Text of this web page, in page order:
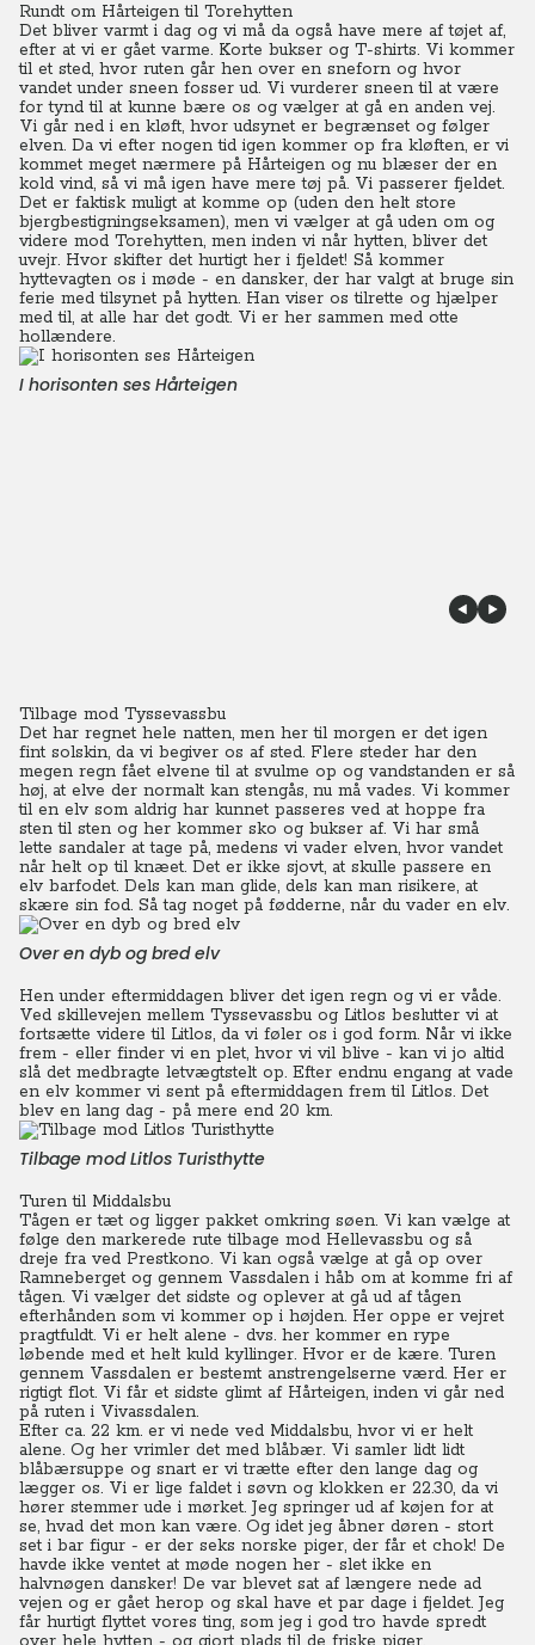
Rundt om Hårteigen til Torehytten
Det bliver varmt i dag og vi må da også have mere af tøjet af,
efter at vi er gået varme. Korte bukser og T-shirts. Vi kommer
til et sted, hvor ruten går hen over en sneforn og hvor
vandet under sneen fosser ud. Vi vurderer sneen til at være
for tynd til at kunne bære os og vælger at gå en anden vej.
Vi går ned i en kløft, hvor udsynet er begrænset og følger
elven. Da vi efter nogen tid igen kommer op fra kløften, er vi
kommet meget nærmere på Hårteigen og nu blæser der en
kold vind, så vi må igen have mere tøj på. Vi passerer fjeldet.
Det er faktisk muligt at komme op (uden den helt store
bjergbestigningseksamen), men vi vælger at gå uden om og
videre mod Torehytten, men inden vi når hytten, bliver det
uvejr. Hvor skifter det hurtigt her i fjeldet! Så kommer
hyttevagten os i møde - en dansker, der har valgt at bruge sin
ferie med tilsynet på hytten. Han viser os tilrette og hjælper
med til, at alle har det godt. Vi er her sammen med otte
hollændere.
I horisonten ses Hårteigen
Tilbage mod Tyssevassbu
Det har regnet hele natten, men her til morgen er det igen
fint solskin, da vi begiver os af sted. Flere steder har den
megen regn fået elvene til at svulme op og vandstanden er så
høj, at elve der normalt kan stengås, nu må vades. Vi kommer
til en elv som aldrig har kunnet passeres ved at hoppe fra
sten til sten og her kommer sko og bukser af. Vi har små
lette sandaler at tage på, medens vi vader elven, hvor vandet
når helt op til knæet. Det er ikke sjovt, at skulle passere en
elv barfodet. Dels kan man glide, dels kan man risikere, at
skære sin fod. Så tag noget på fødderne, når du vader en elv.
Over en dyb og bred elv
Hen under eftermiddagen bliver det igen regn og vi er våde.
Ved skillevejen mellem Tyssevassbu og Litlos beslutter vi at
fortsætte videre til Litlos, da vi føler os i god form. Når vi ikke
frem - eller finder vi en plet, hvor vi vil blive - kan vi jo altid
slå det medbragte letvægtstelt op. Efter endnu engang at vade
en elv kommer vi sent på eftermiddagen frem til Litlos. Det
blev en lang dag - på mere end 20 km.
Tilbage mod Litlos Turisthytte
Turen til Middalsbu
Tågen er tæt og ligger pakket omkring søen. Vi kan vælge at
følge den markerede rute tilbage mod Hellevassbu og så
dreje fra ved Prestkono. Vi kan også vælge at gå op over
Ramneberget og gennem Vassdalen i håb om at komme fri af
tågen. Vi vælger det sidste og oplever at gå ud af tågen
efterhånden som vi kommer op i højden. Her oppe er vejret
pragtfuldt. Vi er helt alene - dvs. her kommer en rype
løbende med et helt kuld kyllinger. Hvor er de kære. Turen
gennem Vassdalen er bestemt anstrengelserne værd. Her er
rigtigt flot. Vi får et sidste glimt af Hårteigen, inden vi går ned
på ruten i Vivassdalen.
Efter ca. 22 km. er vi nede ved Middalsbu, hvor vi er helt
alene. Og her vrimler det med blåbær. Vi samler lidt lidt
blåbærsuppe og snart er vi trætte efter den lange dag og
lægger os. Vi er lige faldet i søvn og klokken er 22.30, da vi
hører stemmer ude i mørket. Jeg springer ud af køjen for at
se, hvad det mon kan være. Og idet jeg åbner døren - stort
set i bar figur - er der seks norske piger, der får et chok! De
havde ikke ventet at møde nogen her - slet ikke en
halvnøgen dansker! De var blevet sat af længere nede ad
vejen og er gået herop og skal have et par dage i fjeldet. Jeg
får hurtigt flyttet vores ting, som jeg i god tro havde spredt